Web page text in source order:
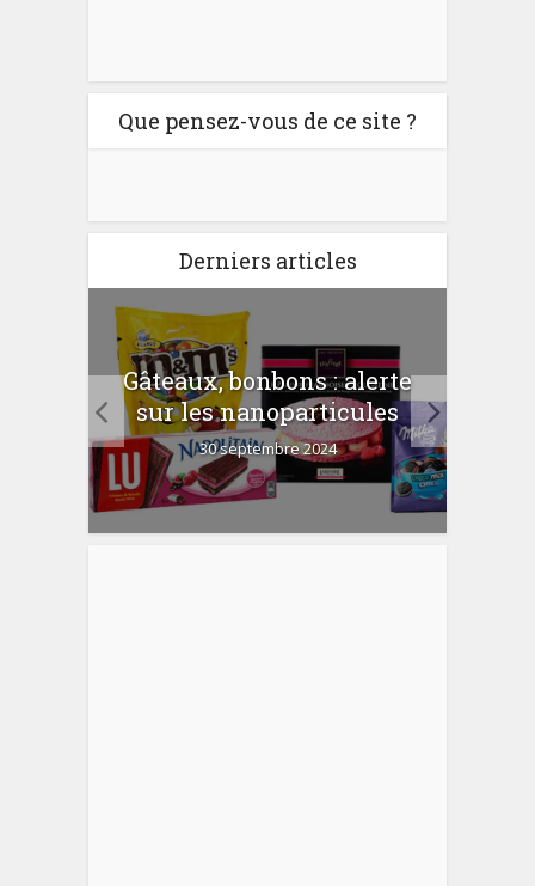
Que pensez-vous de ce site ?
Derniers articles
Gâteaux, bonbons : alerte
sur les nanoparticules
30 septembre 2024